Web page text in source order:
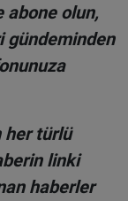
abone olun,
gündeminden
her türlü
linki
haberler